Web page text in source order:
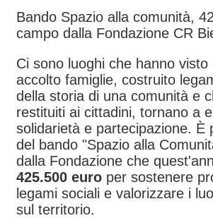
Bando Spazio alla comunità,
campo dalla Fondazione CR
Ci sono luoghi che hanno
accolto famiglie, costruito
della storia di una comunità e
restituiti ai cittadini, tornano a
solidarietà e partecipazione. È
del bando "Spazio alla
dalla Fondazione che
425.500 euro per sostenere
legami sociali e valorizzare i
sul territorio.